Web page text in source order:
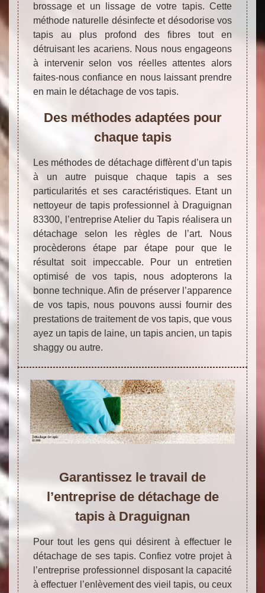
brossage et un lissage de votre tapis. Cette
méthode naturelle désinfecte et désodorise vos
tapis au plus profond des fibres tout en
détruisant les acariens. Nous nous engageons
à intervenir selon vos réelles attentes alors
faites-nous confiance en nous laissant prendre
en main le détachage de vos tapis.
Des méthodes adaptées pour
chaque tapis
Les méthodes de détachage diffèrent d’un tapis
à un autre puisque chaque tapis a ses
particularités et ses caractéristiques. Etant un
nettoyeur de tapis professionnel à Draguignan
83300, l’entreprise Atelier du Tapis réalisera un
détachage selon les règles de l’art. Nous
procèderons étape par étape pour que le
résultat soit impeccable. Pour un entretien
optimisé de vos tapis, nous adopterons la
bonne technique. Afin de préserver l’apparence
de vos tapis, nous pouvons aussi fournir des
prestations de traitement de vos tapis, que vous
ayez un tapis de laine, un tapis ancien, un tapis
shaggy ou autre.
Garantissez le travail de
l’entreprise de détachage de
tapis à Draguignan
Pour tout les gens qui désirent à effectuer le
détachage de ses tapis. Confiez votre projet à
l’entreprise professionnel disposant la capacité
à effectuer l’enlèvement des vieil tapis, ou ceux